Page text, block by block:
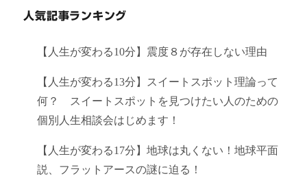
人気記事ランキング
【人生が変わる10分】震度８が存在しない理由
【人生が変わる13分】スイートスポット理論って
何？ スイートスポットを見つけたい人のための
個別人生相談会はじめます！
【人生が変わる17分】地球は丸くない！地球平面
説、フラットアースの謎に迫る！